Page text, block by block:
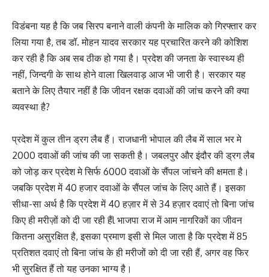
विडंबना यह है कि जब सिरप बनाने वाली कंपनी के मालिक को गिरफ्तार कर
लिया गया है, तब डॉ. मोहन यादव सरकार यह प्रचारित करने की कोशिश
कर रही है कि अब सब ठीक हो गया है। प्रदेश की जनता के स्वास्थ्य ही
नहीं, जिन्दगी के साथ होने वाला खिलवाड़ आज भी जारी है। सरकार यह
बताने के लिए तैयार नहीं है कि जीवन रक्षक दवाओं की जांच करने की क्या
व्यवस्था है?
प्रदेश में कुल तीन ड्रग लैब हैं। राजधानी भोपाल की लैब में साल भर मे
2000 दवाओं की जांच की जा सकती है। जबलपुर और इंदौर की ड्रग लैब
को जोड़ कर प्रदेश मे सिर्फ 6000 दवाओं के सैंपल जांचने की क्षमता है।
जबकि प्रदेश में 40 हजार दवाओं के सैंपल जांच के लिए आते हैं। इसका
सीधा-सा अर्थ है कि प्रदेश में 40 हज़ार में से 34 हज़ार दवाएं तो बिना जांच
किए ही मरीज़ों को दी जा रही हैंl भाजपा राज में आम नागरिकों का जीवन
कितना असुरक्षित है, इसका प्रमाण इसी से मिल जाता है कि प्रदेश में 85
प्रतिशत दवाएं तो बिना जांच के ही मरीजों को दी जा रही हैं, अगर वह फिर
भी सुरक्षित हैं तो यह उनका भाग्य है।